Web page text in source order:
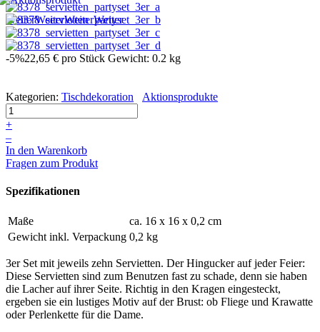
WeiterWeiterWeiterWeiter
-5%22,65 € pro Stück Gewicht: 0.2 kg
Kategorien: Tischdekoration Aktionsprodukte
+
–
In den Warenkorb
Fragen zum Produkt
Spezifikationen
Maße
ca. 16 x 16 x 0,2 cm
Gewicht inkl. Verpackung 0,2 kg
3er Set mit jeweils zehn Servietten. Der Hingucker auf jeder Feier:
Diese Servietten sind zum Benutzen fast zu schade, denn sie haben
die Lacher auf ihrer Seite. Richtig in den Kragen eingesteckt,
ergeben sie ein lustiges Motiv auf der Brust: ob Fliege und Krawatte
oder Perlenkette für die Dame.